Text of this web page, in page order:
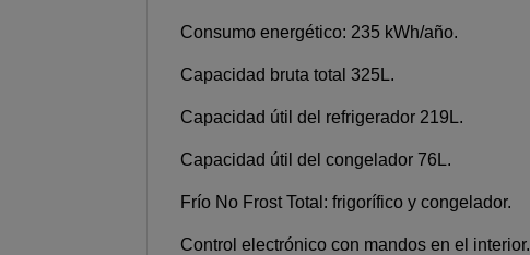
Consumo energético: 235 kWh/año.
Capacidad bruta total 325L.
Capacidad útil del refrigerador 219L.
Capacidad útil del congelador 76L.
Frío No Frost Total: frigorífico y congelador.
Control electrónico con mandos en el interior.